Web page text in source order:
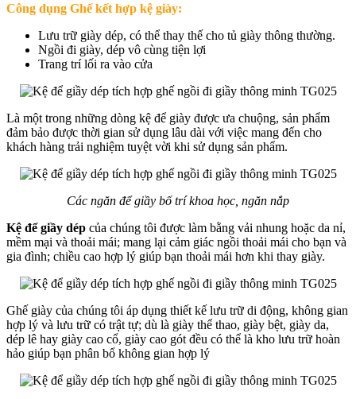
Công dụng Ghế kết hợp kệ giày:
Lưu trữ giày dép, có thể thay thế cho tủ giày thông thường.
Ngồi đi giày, dép vô cùng tiện lợi
Trang trí lối ra vào cửa
Là một trong những dòng kệ để giày được ưa chuộng, sản phẩm
đảm bảo được thời gian sử dụng lâu dài với việc mang đến cho
khách hàng trải nghiệm tuyệt vời khi sử dụng sản phẩm.
Các ngăn để giầy bố trí khoa học, ngăn nắp
Kệ để giầy dép của chúng tôi được làm bằng vải nhung hoặc da nỉ,
mềm mại và thoải mái; mang lại cảm giác ngồi thoải mái cho bạn và
gia đình; chiều cao hợp lý giúp bạn thoải mái hơn khi thay giày.
Ghế giày của chúng tôi áp dụng thiết kế lưu trữ di động, không gian
hợp lý và lưu trữ có trật tự; dù là giày thể thao, giày bệt, giày da,
dép lê hay giày cao cổ, giày cao gót đều có thể là kho lưu trữ hoàn
hảo giúp bạn phân bổ không gian hợp lý